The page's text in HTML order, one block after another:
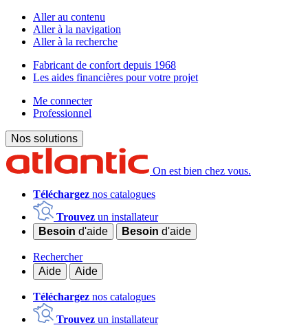
Aller au contenu
Aller à la navigation
Aller à la recherche
Fabricant de confort depuis 1968
Les aides financières pour votre projet
Me connecter
Professionnel
Nos solutions
On est bien chez vous.
Téléchargez nos catalogues
Trouvez un installateur
Besoin d'aide Besoin d'aide
Rechercher
Aide
Aide
Téléchargez nos catalogues
Trouvez un installateur